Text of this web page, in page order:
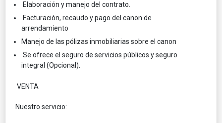
Elaboración y manejo del contrato.
Facturación, recaudo y pago del canon de
arrendamiento
Manejo de las pólizas inmobiliarias sobre el canon
Se ofrece el seguro de servicios públicos y seguro
integral (Opcional).
VENTA
Nuestro servicio: